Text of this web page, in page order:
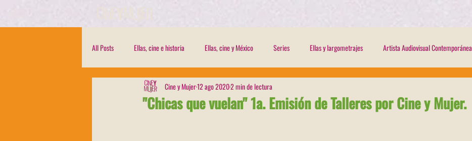
All Posts Ellas, cine e historia Ellas, cine y México Series Ellas y largometrajes Artista Audiovisual Contemporánea
Invitada a través del cinematógrafo News
"Chicas que vuelan" 1a. Emisión de Talleres por Cine y Mujer.
Cine y Mujer12 ago 20202 min de lectura